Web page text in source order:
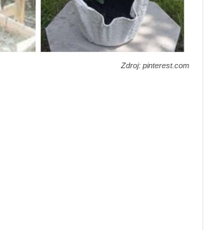
Zdroj: pinterest.com